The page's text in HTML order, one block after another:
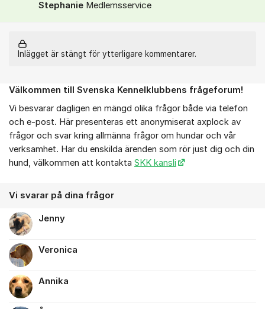
Stephanie Medlemsservice
Inlägget är stängt för ytterligare kommentarer.
Om forumet
Välkommen till Svenska Kennelklubbens frågeforum!
Vi besvarar dagligen en mängd olika frågor både via telefon
och e-post. Här presenteras ett anonymiserat axplock av
frågor och svar kring allmänna frågor om hundar och vår
verksamhet. Har du enskilda ärenden som rör just dig och din
hund, välkommen att kontakta SKK kansli
Vi svarar på dina frågor
Jenny
Veronica
Annika